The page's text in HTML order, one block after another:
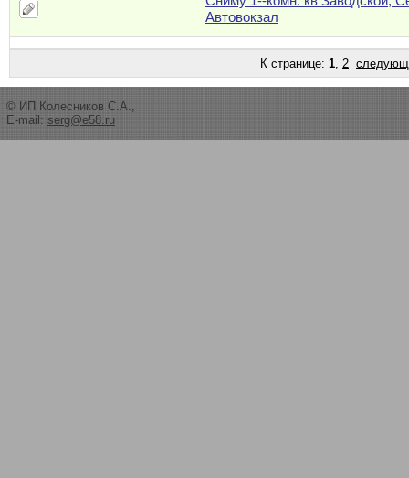
Автовокзал
К странице: 1, 2
© ИП Колесников С.А.,
E-mail: serg@e58.ru